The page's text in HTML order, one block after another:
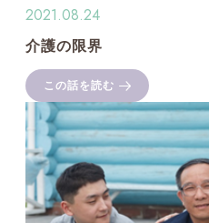
2021.08.24
介護の限界
この話を読む